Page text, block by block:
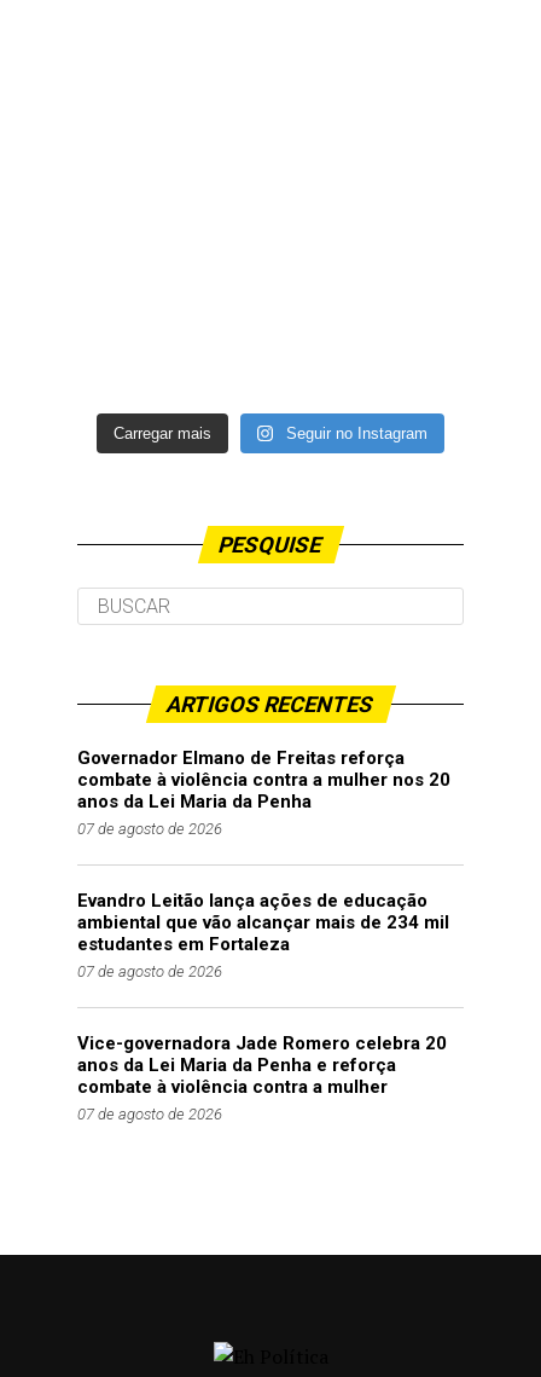
Carregar mais Seguir no Instagram
PESQUISE
ARTIGOS RECENTES
Governador Elmano de Freitas reforça
combate à violência contra a mulher nos 20
anos da Lei Maria da Penha
07 de agosto de 2026
Evandro Leitão lança ações de educação
ambiental que vão alcançar mais de 234 mil
estudantes em Fortaleza
07 de agosto de 2026
Vice-governadora Jade Romero celebra 20
anos da Lei Maria da Penha e reforça
combate à violência contra a mulher
07 de agosto de 2026